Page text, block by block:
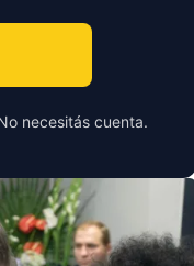
necesitás cuenta.